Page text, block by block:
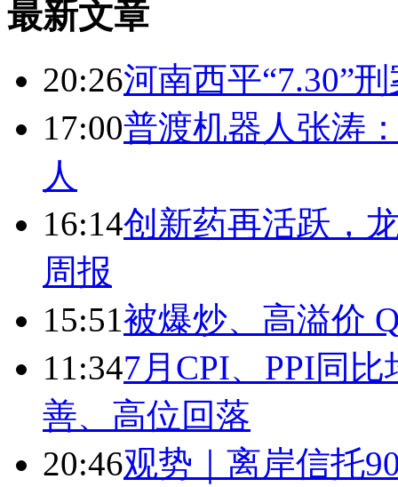
最新文章
20:26河南西平“7.30”
17:00普渡机器人张涛
人
16:14创新药再活跃，
周报
15:51被爆炒、高溢价
11:347月CPI、PPI同
善、高位回落
20:46观势｜离岸信托